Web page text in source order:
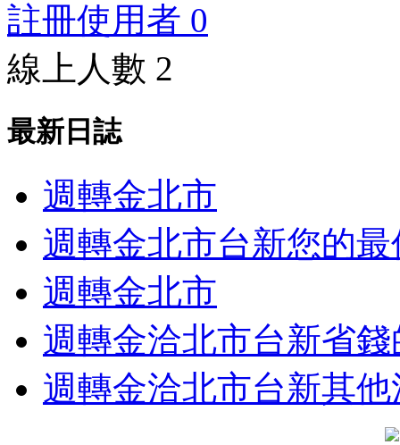
註冊使用者 0
線上人數 2
最新日誌
週轉金北市
週轉金北市台新您的最
週轉金北市
週轉金洽北市台新省錢
週轉金洽北市台新其他